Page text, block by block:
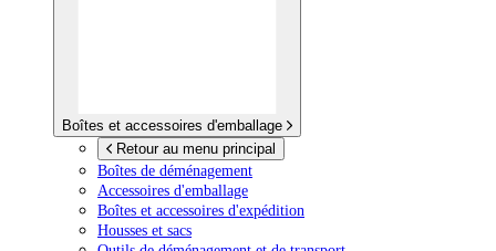
Boîtes et accessoires d'emballage
Retour au menu principal
Boîtes de déménagement
Accessoires d'emballage
Boîtes et accessoires d'expédition
Housses et sacs